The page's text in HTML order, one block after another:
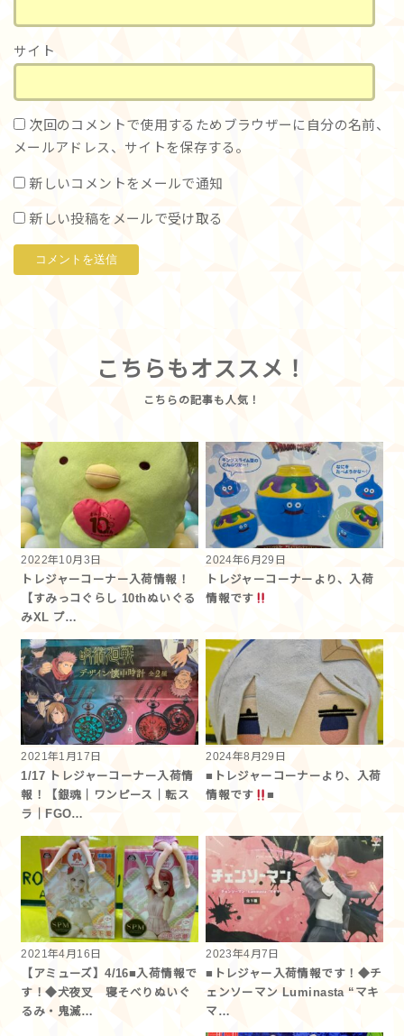
サイト
次回のコメントで使用するためブラウザーに自分の名前、
メールアドレス、サイトを保存する。
新しいコメントをメールで通知
新しい投稿をメールで受け取る
こちらもオススメ！
2022年10月3日
トレジャーコーナー入荷情報！
【すみっコぐらし 10thぬいぐる
みXL プ…
2024年6月29日
トレジャーコーナーより、入荷
情報です
2021年1月17日
1/17 トレジャーコーナー入荷情
報！【銀魂｜ワンピース｜転ス
ラ｜FGO…
2024年8月29日
■トレジャーコーナーより、入荷
情報です
■
2021年4月16日
【アミューズ】4/16■入荷情報で
す！◆犬夜叉 寝そべりぬいぐ
るみ・鬼滅…
2023年4月7日
■トレジャー入荷情報です！◆チ
ェンソーマン Luminasta “マキ
マ…